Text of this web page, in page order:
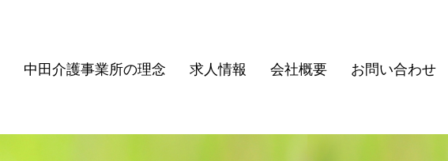
中田介護事業所の理念 求人情報 会社概要 お問い合わせ